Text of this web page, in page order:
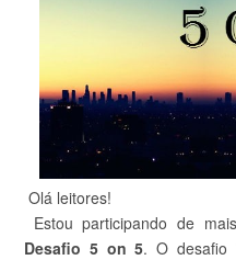
Olá leitores!
Estou participando de
Desafio 5 on 5. O desafio